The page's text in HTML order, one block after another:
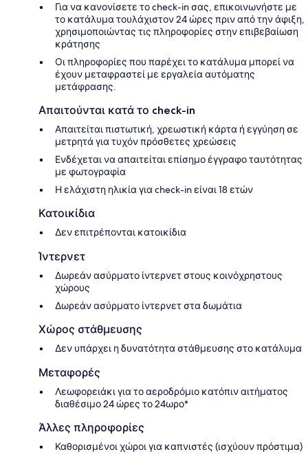
Για να κανονίσετε το check-in σας, επικοινωνήστε με
το κατάλυμα τουλάχιστον 24 ώρες πριν από την άφιξη,
χρησιμοποιώντας τις πληροφορίες στην επιβεβαίωση
κράτησης
Οι πληροφορίες που παρέχει το κατάλυμα μπορεί να
έχουν μεταφραστεί με εργαλεία αυτόματης
μετάφρασης.
Απαιτούνται κατά το check-in
Απαιτείται πιστωτική, χρεωστική κάρτα ή εγγύηση σε
μετρητά για τυχόν πρόσθετες χρεώσεις
Ενδέχεται να απαιτείται επίσημο έγγραφο ταυτότητας
με φωτογραφία
Η ελάχιστη ηλικία για check-in είναι 18 ετών
Κατοικίδια
Δεν επιτρέπονται κατοικίδια
Ίντερνετ
Δωρεάν ασύρματο ίντερνετ στους κοινόχρηστους
χώρους
Δωρεάν ασύρματο ίντερνετ στα δωμάτια
Χώρος στάθμευσης
Δεν υπάρχει η δυνατότητα στάθμευσης στο κατάλυμα
Μεταφορές
Λεωφορειάκι για το αεροδρόμιο κατόπιν αιτήματος
διαθέσιμο 24 ώρες το 24ωρο*
Άλλες πληροφορίες
Καθορισμένοι χώροι για καπνιστές (ισχύουν πρόστιμα)